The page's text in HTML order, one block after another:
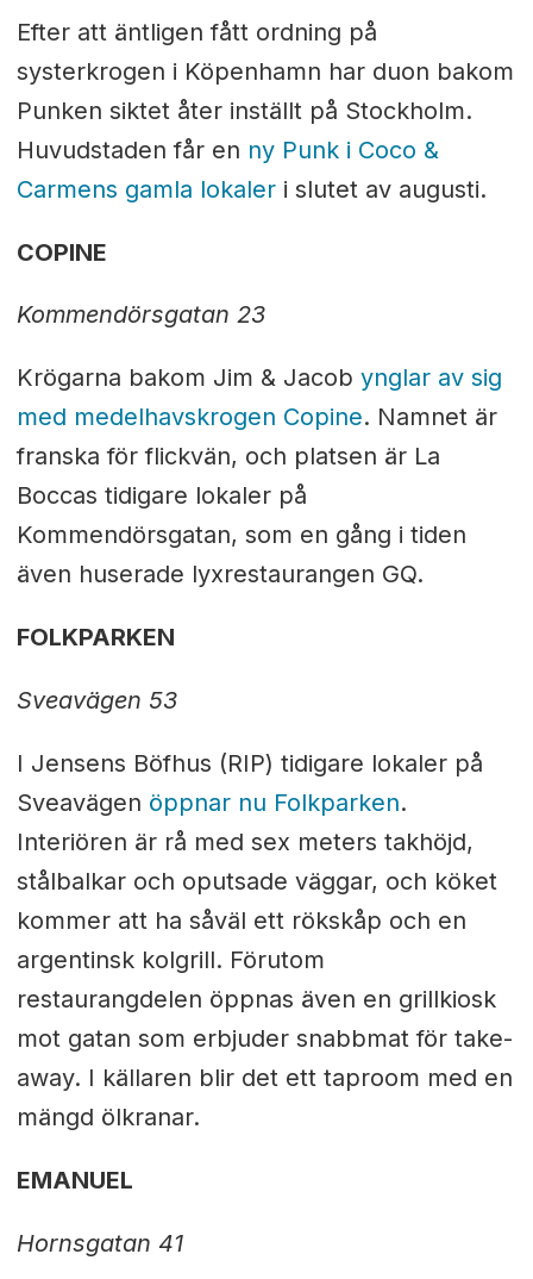
Efter att äntligen fått ordning på
systerkrogen i Köpenhamn har duon bakom
Punken siktet åter inställt på Stockholm.
Huvudstaden får en ny Punk i Coco &
Carmens gamla lokaleri slutet av augusti.
COPINE
Kommendörsgatan 23
Krögarna bakom Jim & Jacob ynglar av sig
med medelhavskrogen Copine. Namnet är
franska för flickvän, och platsen är La
Boccas tidigare lokaler på
Kommendörsgatan, som en gång i tiden
även huserade lyxrestaurangen GQ.
FOLKPARKEN
Sveavägen 53
I Jensens Böfhus (RIP) tidigare lokaler på
Sveavägen öppnar nu Folkparken.
Interiören är rå med sex meters takhöjd,
stålbalkar och oputsade väggar, och köket
kommer att ha såväl ett rökskåp och en
argentinsk kolgrill. Förutom
restaurangdelen öppnas även en grillkiosk
mot gatan som erbjuder snabbmat för take-
away. I källaren blir det ett taproom med en
mängd ölkranar.
EMANUEL
Hornsgatan 41